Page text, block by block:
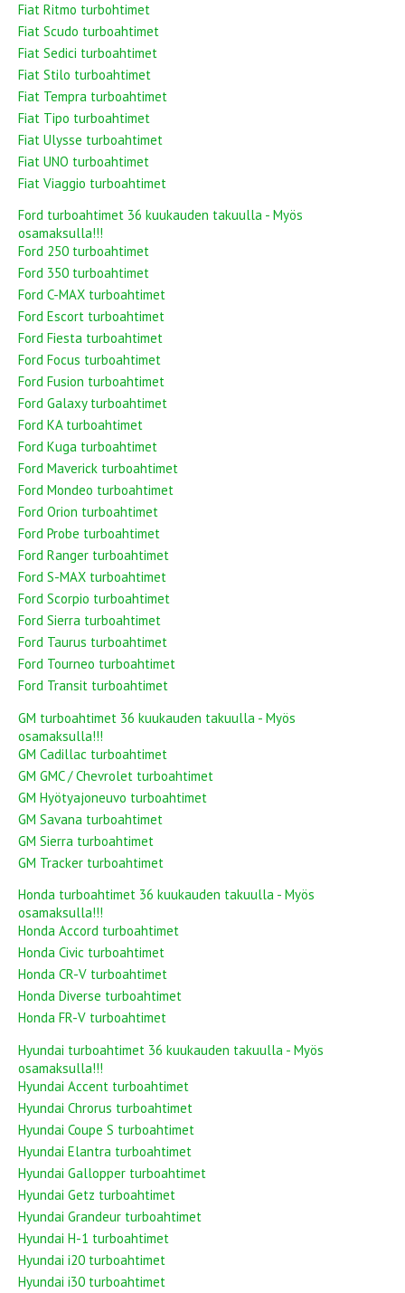
Fiat Ritmo turbohtimet
Fiat Scudo turboahtimet
Fiat Sedici turboahtimet
Fiat Stilo turboahtimet
Fiat Tempra turboahtimet
Fiat Tipo turboahtimet
Fiat Ulysse turboahtimet
Fiat UNO turboahtimet
Fiat Viaggio turboahtimet
Ford turboahtimet 36 kuukauden takuulla - Myös
osamaksulla!!!
Ford 250 turboahtimet
Ford 350 turboahtimet
Ford C-MAX turboahtimet
Ford Escort turboahtimet
Ford Fiesta turboahtimet
Ford Focus turboahtimet
Ford Fusion turboahtimet
Ford Galaxy turboahtimet
Ford KA turboahtimet
Ford Kuga turboahtimet
Ford Maverick turboahtimet
Ford Mondeo turboahtimet
Ford Orion turboahtimet
Ford Probe turboahtimet
Ford Ranger turboahtimet
Ford S-MAX turboahtimet
Ford Scorpio turboahtimet
Ford Sierra turboahtimet
Ford Taurus turboahtimet
Ford Tourneo turboahtimet
Ford Transit turboahtimet
GM turboahtimet 36 kuukauden takuulla - Myös
osamaksulla!!!
GM Cadillac turboahtimet
GM GMC / Chevrolet turboahtimet
GM Hyötyajoneuvo turboahtimet
GM Savana turboahtimet
GM Sierra turboahtimet
GM Tracker turboahtimet
Honda turboahtimet 36 kuukauden takuulla - Myös
osamaksulla!!!
Honda Accord turboahtimet
Honda Civic turboahtimet
Honda CR-V turboahtimet
Honda Diverse turboahtimet
Honda FR-V turboahtimet
Hyundai turboahtimet 36 kuukauden takuulla - Myös
osamaksulla!!!
Hyundai Accent turboahtimet
Hyundai Chrorus turboahtimet
Hyundai Coupe S turboahtimet
Hyundai Elantra turboahtimet
Hyundai Gallopper turboahtimet
Hyundai Getz turboahtimet
Hyundai Grandeur turboahtimet
Hyundai H-1 turboahtimet
Hyundai i20 turboahtimet
Hyundai i30 turboahtimet